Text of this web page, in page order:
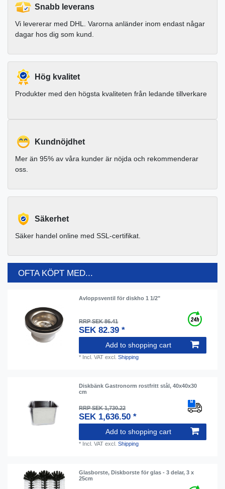
Snabb leverans
Vi levererar med DHL. Varorna anländer inom endast någar
dagar hos dig som kund.
Hög kvalitet
Produkter med den högsta kvaliteten från ledande tillverkare
Kundnöjdhet
Mer än 95% av våra kunder är nöjda och rekommenderar
oss.
Säkerhet
Säker handel online med SSL-certifikat.
OFTA KÖPT MED...
Avloppsventil för diskho 1 1/2"
RRP SEK 86.41
SEK 82.39 *
Add to shopping cart
* Incl. VAT excl.Shipping
Diskbänk Gastronorm rostfritt stål, 40x40x30
cm
RRP SEK 1,730.22
SEK 1,636.50 *
Add to shopping cart
* Incl. VAT excl.Shipping
Glasborste, Diskborste för glas - 3 delar, 3 x
25cm